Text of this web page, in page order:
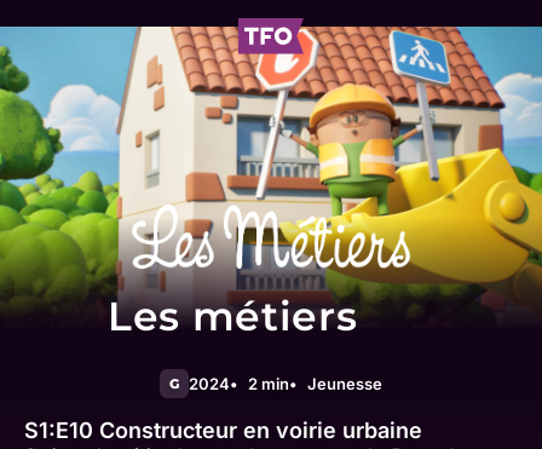
Les métiers
G 2024 2 min Jeunesse
S1:E10 Constructeur en voirie urbaine